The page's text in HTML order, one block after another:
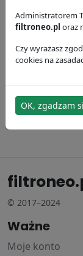
Filtr powietrza
Donaldson
114.65 zł
© 2017–2024
Ważne
Moje konto
Administratorem
filtroneo.pl oraz
Czy wyrażasz
cookies na
OK, zgadzam